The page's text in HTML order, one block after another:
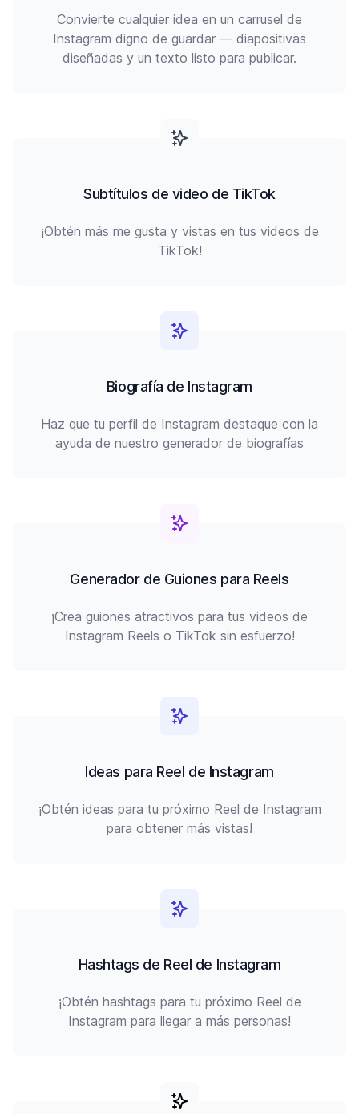
Convierte cualquier idea en un carrusel de
Instagram digno de guardar — diapositivas
diseñadas y un texto listo para publicar.
Subtítulos de video de TikTok
¡Obtén más me gusta y vistas en tus videos de
TikTok!
Biografía de Instagram
Haz que tu perfil de Instagram destaque con la
ayuda de nuestro generador de biografías
Generador de Guiones para Reels
¡Crea guiones atractivos para tus videos de
Instagram Reels o TikTok sin esfuerzo!
Ideas para Reel de Instagram
¡Obtén ideas para tu próximo Reel de Instagram
para obtener más vistas!
Hashtags de Reel de Instagram
¡Obtén hashtags para tu próximo Reel de
Instagram para llegar a más personas!